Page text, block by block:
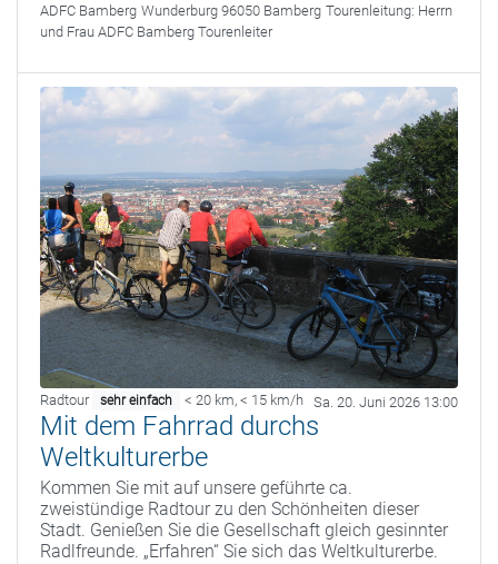
ADFC Bamberg Wunderburg 96050 Bamberg Tourenleitung: Herrn
und Frau ADFC Bamberg Tourenleiter
Radtour sehr einfach < 20 km, < 15 km/h Sa. 20. Juni 2026 13:00
Mit dem Fahrrad durchs
Weltkulturerbe
Kommen Sie mit auf unsere geführte ca.
zweistündige Radtour zu den Schönheiten dieser
Stadt. Genießen Sie die Gesellschaft gleich gesinnter
Radlfreunde. „Erfahren“ Sie sich das Weltkulturerbe.